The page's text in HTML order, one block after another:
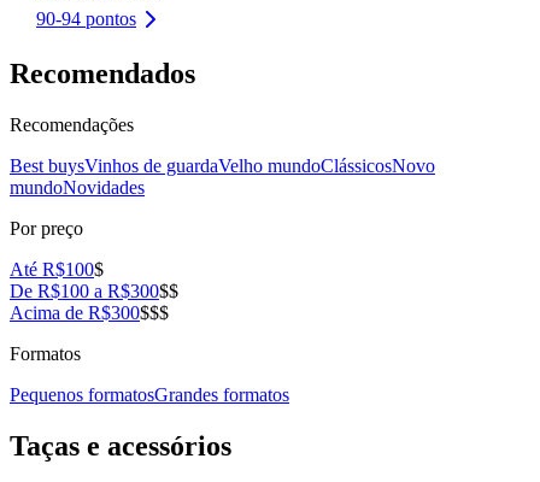
90-94 pontos
Recomendados
Recomendações
Best buysVinhos de guardaVelho mundoClássicosNovo
mundoNovidades
Por preço
Até R$100$
De R$100 a R$300$$
Acima de R$300$$$
Formatos
Pequenos formatosGrandes formatos
Taças e acessórios